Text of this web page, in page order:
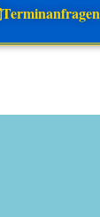
Terminanfragen